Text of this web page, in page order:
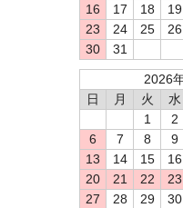
16
17 18 19
23
24 25 26
30
31
2026
日
月 火 水
1
2
6
7 8 9
13
14 15 16
20
21 22 23
27
28 29
30